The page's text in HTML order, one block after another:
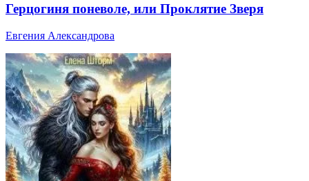
Герцогиня поневоле, или Проклятие Зверя
Евгения Александрова